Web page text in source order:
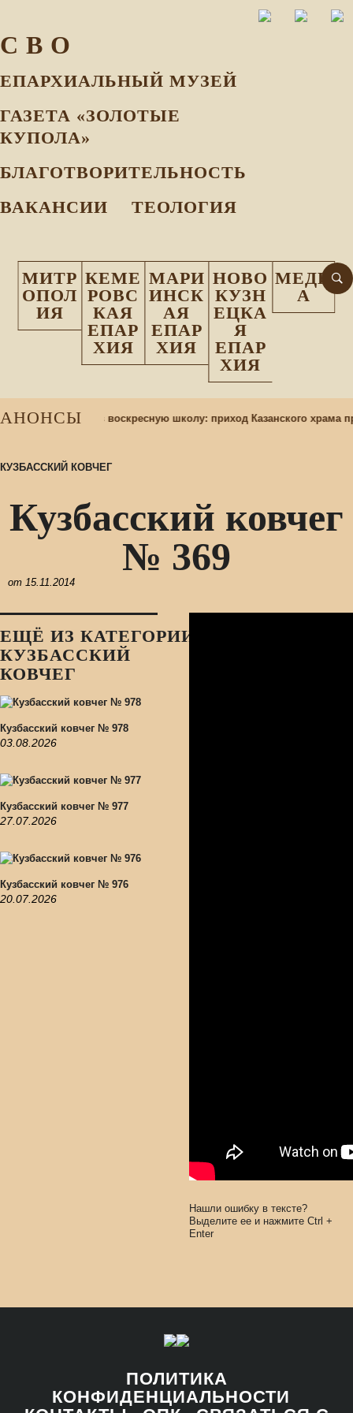
С В О
ЕПАРХИАЛЬНЫЙ МУЗEЙ
ГАЗЕТА «ЗОЛОТЫЕ
КУПОЛА»
БЛАГОТВОРИТЕЛЬНОСТЬ
ВАКАНСИИ
ТЕОЛОГИЯ
МИТР
ОПОЛ
ИЯ
КЕМЕ
РОВС
КАЯ
ЕПАР
ХИЯ
МАРИ
ИНСК
АЯ
ЕПАР
ХИЯ
НОВО
КУЗН
ЕЦКА
Я
ЕПАР
ХИЯ
МЕДИ
А
АНОНСЫ
Набор учащихся в воскресную школу: приход Казанского храма
КУЗБАССКИЙ КОВЧЕГ
Кузбасский ковчег
№ 369
от 15.11.2014
ЕЩЁ ИЗ КАТЕГОРИИ:
КУЗБАССКИЙ
КОВЧЕГ
Кузбасский ковчег № 978
03.08.2026
Кузбасский ковчег № 977
27.07.2026
Кузбасский ковчег № 976
20.07.2026
Нашли ошибку в тексте?
Выделите ее и нажмите Ctrl +
Enter
ПОЛИТИКА
КОНФИДЕНЦИАЛЬНОСТИ